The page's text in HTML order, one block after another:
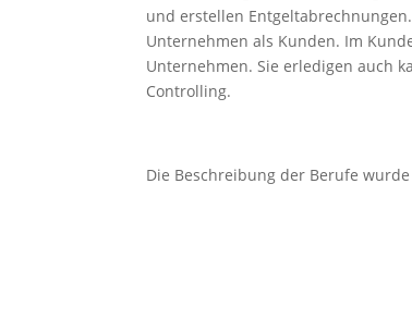
und erstellen
Unternehmen als Kunden. Im
Unternehmen. Sie erledigen auch
Controlling.
Die Beschreibung der Berufe wurde